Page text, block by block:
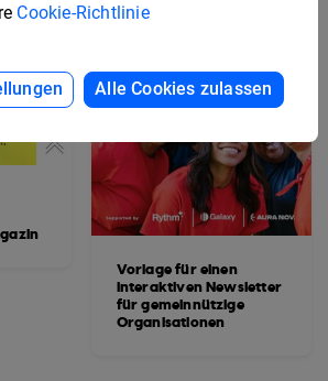
Vorlage für einen
interaktiven Newsletter
für gemeinnützige
Organisationen
Cookie-Richtlinie
Alle Cookies zulassen